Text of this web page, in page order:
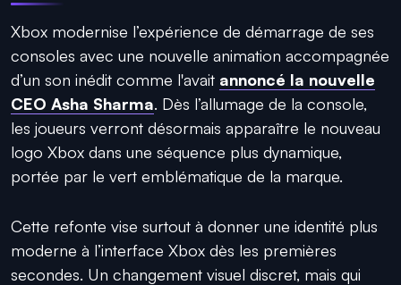
Xbox modernise l’expérience de démarrage de ses
consoles avec une nouvelle animation accompagnée
d’un son inédit comme l'avait annoncé la nouvelle
CEO Asha Sharma. Dès l’allumage de la console,
les joueurs verront désormais apparaître le nouveau
logo Xbox dans une séquence plus dynamique,
portée par le vert emblématique de la marque.
Cette refonte vise surtout à donner une identité plus
moderne à l’interface Xbox dès les premières
secondes. Un changement visuel discret, mais qui